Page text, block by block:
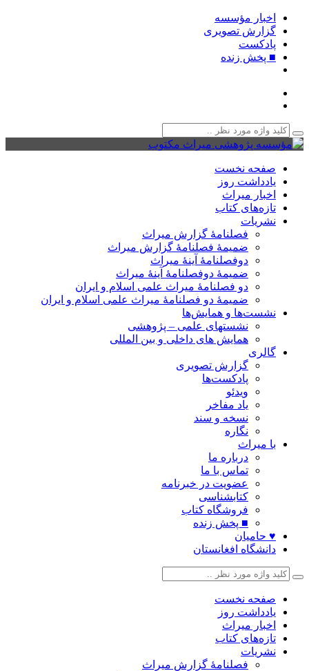
اخبار مؤسسه
گزارش تصویری
پادکست‌
■ پخش زنده
صفحه نخست
یادداشت روز
اخبار میراث
تازه‌های کتاب
نشریات
فصلنامۀ گزارش میراث
ضمیمۀ فصلنامۀ گزارش میراث
دوفصلنامۀ آینۀ میراث
ضمیمۀ دوفصلنامۀ آینۀ میراث
دو فصلنامۀ میراث علمی اسلام و ایران
ضمیمۀ دو فصلنامۀ میراث علمی اسلام و ایران
نشست‌ها و همایش‌ها
نشستهای علمی – پژوهشی
همایش های داخلی و بین المللی
گالری
گزارش تصویری
پادکست‌ها
ویدئو
یاد مفاخر
نسخه و سند
نگاره
با میراث
درباره ما
تماس با ما
عضویت در خبرنامه
کتابشناسی
فروشگاه کتاب
■ پخش زنده
♥ حامیان
دانشگاه افغانستان
صفحه نخست
یادداشت روز
اخبار میراث
تازه‌های کتاب
نشریات
فصلنامۀ گزارش میراث